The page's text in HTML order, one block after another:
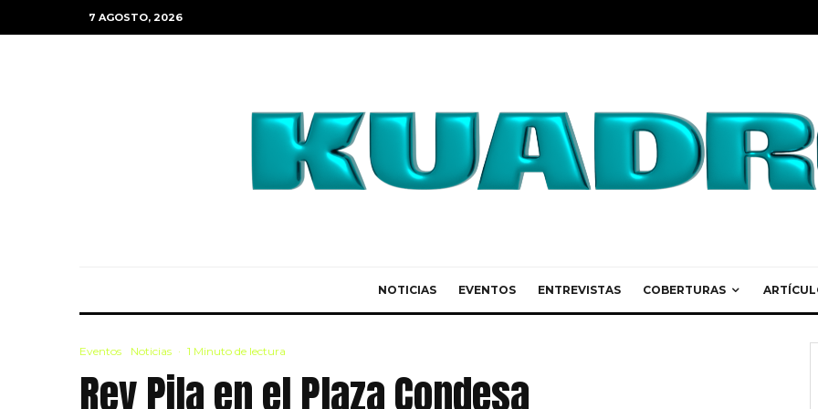
7 AGOSTO, 2026
NOTICIAS EVENTOS ENTREVISTAS COBERTURAS
Eventos Noticias · 1 Minuto de lectura
Rey Pila en el Plaza Condesa